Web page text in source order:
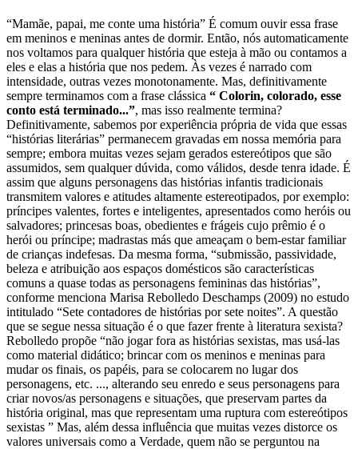
“Mamãe, papai, me conte uma história” É comum ouvir essa frase
em meninos e meninas antes de dormir. Então, nós automaticamente
nos voltamos para qualquer história que esteja à mão ou contamos a
eles e elas a história que nos pedem. Às vezes é narrado com
intensidade, outras vezes monotonamente. Mas, definitivamente
sempre terminamos com a frase clássica “ Colorin, colorado, esse
conto está terminado...”, mas isso realmente termina?
Definitivamente, sabemos por experiência própria de vida que essas
“histórias literárias” permanecem gravadas em nossa memória para
sempre; embora muitas vezes sejam gerados estereótipos que são
assumidos, sem qualquer dúvida, como válidos, desde tenra idade. É
assim que alguns personagens das histórias infantis tradicionais
transmitem valores e atitudes altamente estereotipados, por exemplo:
príncipes valentes, fortes e inteligentes, apresentados como heróis ou
salvadores; princesas boas, obedientes e frágeis cujo prêmio é o
herói ou príncipe; madrastas más que ameaçam o bem-estar familiar
de crianças indefesas. Da mesma forma, “submissão, passividade,
beleza e atribuição aos espaços domésticos são características
comuns a quase todas as personagens femininas das histórias”,
conforme menciona Marisa Rebolledo Deschamps (2009) no estudo
intitulado “Sete contadores de histórias por sete noites”. A questão
que se segue nessa situação é o que fazer frente à literatura sexista?
Rebolledo propõe “não jogar fora as histórias sexistas, mas usá-las
como material didático; brincar com os meninos e meninas para
mudar os finais, os papéis, para se colocarem no lugar dos
personagens, etc. ..., alterando seu enredo e seus personagens para
criar novos/as personagens e situações, que preservam partes da
história original, mas que representam uma ruptura com estereótipos
sexistas ” Mas, além dessa influência que muitas vezes distorce os
valores universais como a Verdade, quem não se perguntou na